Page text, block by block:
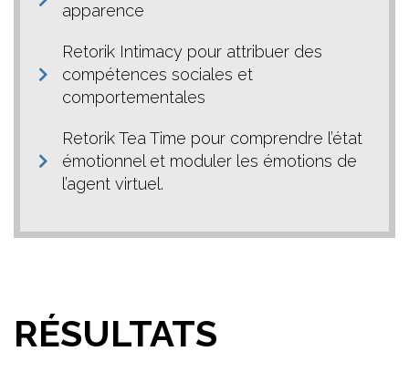
apparence
Retorik Intimacy pour attribuer des
compétences sociales et
comportementales
Retorik Tea Time pour comprendre l’état
émotionnel et moduler les émotions de
l’agent virtuel.
RÉSULTATS